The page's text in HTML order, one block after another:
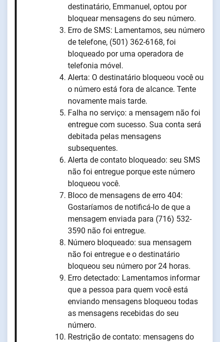
destinatário, Emmanuel, optou por
bloquear mensagens do seu número.
Erro de SMS: Lamentamos, seu número
de telefone, (501) 362-6168, foi
bloqueado por uma operadora de
telefonia móvel.
Alerta: O destinatário bloqueou você ou
o número está fora de alcance. Tente
novamente mais tarde.
Falha no serviço: a mensagem não foi
entregue com sucesso. Sua conta será
debitada pelas mensagens
subsequentes.
Alerta de contato bloqueado: seu SMS
não foi entregue porque este número
bloqueou você.
Bloco de mensagens de erro 404:
Gostaríamos de notificá-lo de que a
mensagem enviada para (716) 532-
3590 não foi entregue.
Número bloqueado: sua mensagem
não foi entregue e o destinatário
bloqueou seu número por 24 horas.
Erro detectado: Lamentamos informar
que a pessoa para quem você está
enviando mensagens bloqueou todas
as mensagens recebidas do seu
número.
Restrição de contato: mensagens do